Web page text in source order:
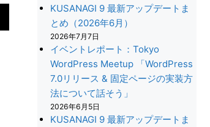
KUSANAGI 9 最新アップデートま
とめ（2026年6月）
2026年7月7日
イベントレポート：Tokyo
WordPress Meetup 「WordPress
7.0リリース & 固定ページの実装方
法について話そう」
2026年6月5日
KUSANAGI 9 最新アップデートま